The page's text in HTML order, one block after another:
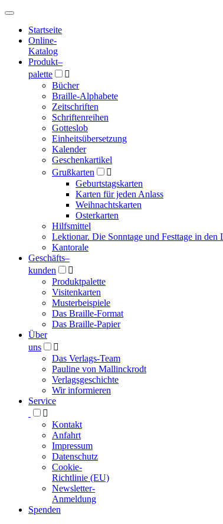
Hauptmenü
Hauptmenü
Startseite
Online-
Katalog
Produkt–
palette

Bücher
Braille-Alphabete
Zeitschriften
Schriftenreihen
Gotteslob
Einheitsübersetzung
Kalender
Geschenkartikel
Grußkarten

Geburtstagskarten
Karten für jeden Anlass
Weihnachtskarten
Osterkarten
Hilfsmittel
Lektionar. Die Sonntage und Festtage in
Kantorale
Geschäfts­–
kunden

Produktpalette
Visitenkarten
Musterbeispiele
Das Braille-Format
Das Braille-Papier
Über
uns

Das Verlags-Team
Pauline von Mallinckrodt
Verlagsgeschichte
Wir informieren
Service

Kontakt
Anfahrt
Impressum
Datenschutz
Cookie-
Richtlinie (EU)
Newsletter-
Anmeldung
Spenden